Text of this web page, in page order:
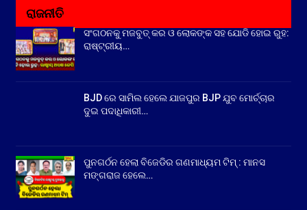
ରାଜନୀତି
ସଂଗଠନକୁ ମଜବୁତ୍ କର ଓ ଲୋକଙ୍କ ସହ ଯୋଡି ହୋଇ ରୁହ:
ରାଷ୍ଟ୍ରୀୟ…
BJD ରେ ସାମିଲ ହେଲେ ଯାଜପୁର BJP ଯୁବ ମୋର୍ଚ୍ଚାର
ଦୁଇ ପଦାଧିକାରୀ…
ପୁନଗର୍ଠନ ହେଲା ବିଜେଡିର ଗଣମାଧ୍ୟମ ଟିମ୍ : ମାନସ
ମଙ୍ଗରାଜ ହେଲେ…